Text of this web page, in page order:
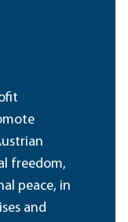
freedom,
peace, in
and